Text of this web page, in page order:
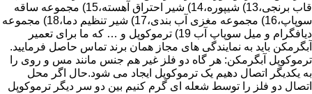
قاب برنجی،13) شیپوره،14) شیر احتراق آهسته،15) مجموعه ساقه
سوپاپ،16) مجموعه مغزی آب بندی،17) شیر تنظیم دما،18) مجموعه
دیافگرام و میل سوپاپ آب 19) ترموکوپل و … که ما برای تعمیر
آبگرمکن باید به نمایندگی های مجاز همان برند تماس حاصل فرمایید.
ترموکوپل آبگرمکن: هر گاه دو فلز غیر هم جنس مانند مس و روی را
به یکدیگر اتصال دهیم یک ترموکوپل ایجاد می شود.حال اگر محل
اتصال دو فلز را توسط شعله ای گرم کنیم بین دو سر دیگر ترموکوپل